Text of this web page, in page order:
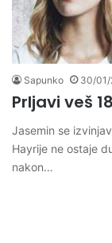
Sapunko 30/
Prljavi veš
Jasemin se
Hayrije ne ostaje
nakon…